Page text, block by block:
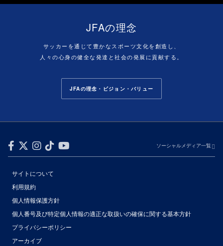
JFAの理念
サッカーを通じて豊かなスポーツ文化を創造し、
人々の心身の健全な発達と社会の発展に貢献する。
JFAの理念・ビジョン・バリュー
ソーシャルメディア一覧
サイトについて
利用規約
個人情報保護方針
個人番号及び特定個人情報の適正な取扱いの確保に関する基本方針
プライバシーポリシー
アーカイブ